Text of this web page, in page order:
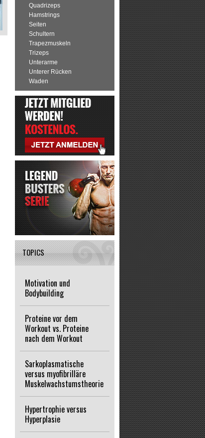
Quadrizeps
Hamstrings
Seiten
Schultern
Trapezmuskeln
Trizeps
Unterarme
Unterer Rücken
Waden
TOPICS
Motivation und
Bodybuilding
Proteine vor dem
Workout vs. Proteine
nach dem Workout
Sarkoplasmatische
versus myofibrilläre
Muskelwachstumstheorie
Hypertrophie versus
Hyperplasie